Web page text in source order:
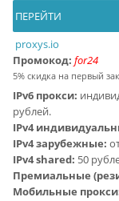
ПЕРЕЙТИ
proxys.io
Промокод: for24
5% скидка на первый
IPv6 прокси:
рублей.
IPv4
IPv4 зарубежные:
IPv4 shared: 50
Премиальные
Мобильные